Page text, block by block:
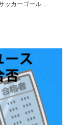
ッカーゴール …